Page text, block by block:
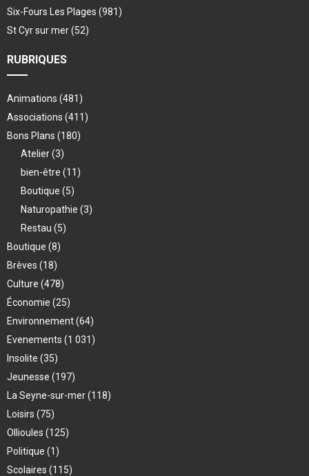
Six-Fours Les Plages (981)
St Cyr sur mer(52)
RUBRIQUES
Animations (481)
Associations (411)
Bons Plans (180)
Atelier(3)
bien-être (11)
Boutique (5)
Naturopathie (3)
Restau (5)
Boutique (8)
Brèves (18)
Culture (478)
Économie (25)
Environnement(64)
Evenements (1 031)
Insolite (35)
Jeunesse (197)
La Seyne-sur-mer(118)
Loisirs (75)
Ollioules (125)
Politique (1)
Scolaires (115)